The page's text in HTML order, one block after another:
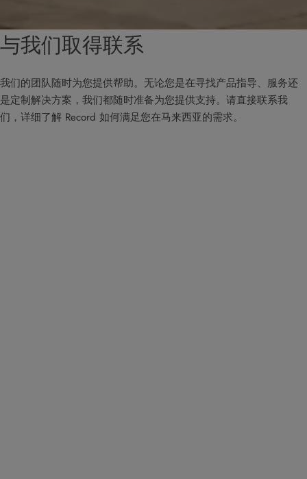
与我们取得联系
我们的团队随时为您提供帮助。无论您是在寻找产品指导、服务还
是定制解决方案，我们都随时准备为您提供支持。请直接联系我
们，详细了解 Record 如何满足您在马来西亚的需求。